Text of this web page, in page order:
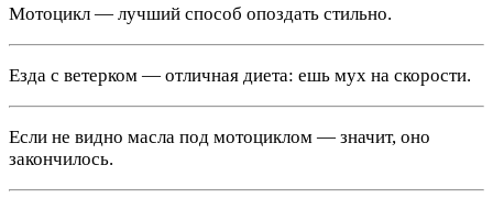
Мотоцикл — лучший способ опоздать стильно.
Езда с ветерком — отличная диета: ешь мух на скорости.
Если не видно масла под мотоциклом — значит, оно
закончилось.